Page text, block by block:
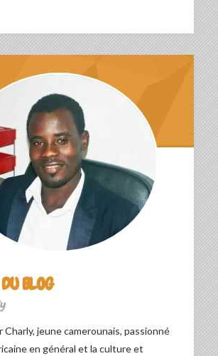
BLOG
Charly, jeune camerounais, passionné
en général et la culture et